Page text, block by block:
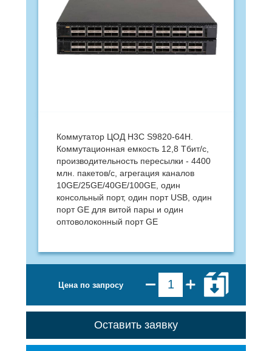
Коммутатор ЦОД H3C S9820-64H.
Коммутационная емкость 12,8 Тбит/с,
производитель­ность пересылки - 4400
млн. пакетов/с, агрегация каналов
10GE/25GE/40GE/100GE, один
консольный порт, один порт USB, один
порт GE для витой пары и один
оптоволоконный порт GE
Цена по запросу
Оставить заявку